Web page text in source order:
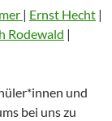
| Ernst Hecht |
Rodewald |
und
bei uns zu